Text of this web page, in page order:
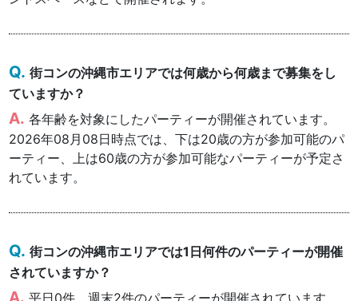
街コンの沖縄市エリアでは何歳から何歳まで募集をし
ていますか？
各年齢を対象にしたパーティーが開催されています。
2026年08月08日時点では、下は20歳の方が参加可能のパ
ーティー、上は60歳の方が参加可能なパーティーが予定さ
れています。
街コンの沖縄市エリアでは1日何件のパーティーが開催
されていますか？
平日0件、週末2件のパーティーが開催されています。